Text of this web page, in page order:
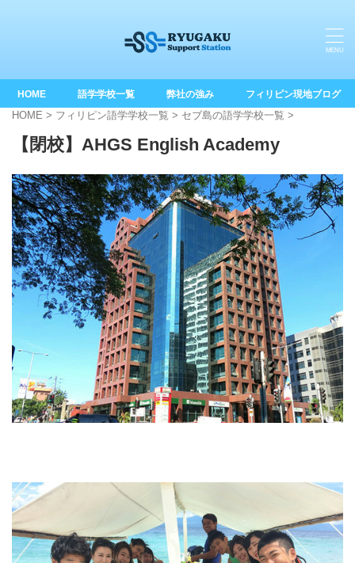
HOME 語学学校一覧 弊社の強み フィリピン現地ブログ
HOME > フィリピン語学学校一覧 > セブ島の語学学校一覧 >
【閉校】AHGS English Academy